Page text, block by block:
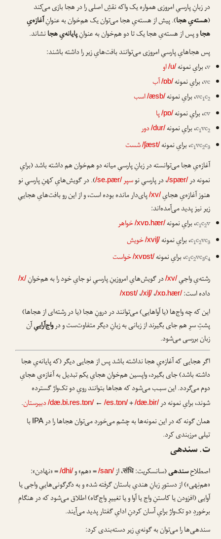
در زبانِ پارسیِ امروزی همواره یک واکه نقشِ اصلی را در هجا بازی می‌کند
(هسته‌یِ هجا). پیش از هسته‌یِ هجا می‌توان یک هم‌خوان به عنوانِآغازه‌یِ
هجاو پس از هسته‌یِ هجا یک تا دو هم‌خوان به عنوانِپایانه‌یِ هجانشاند.
پس هجاهایِ پارسیِ امروزی می‌توانند بافت‌هایِ زیر را داشته باشند:
v، برایِ نمونه/u/ او
vc، برایِ نمونه/ɒb/آب
vc1c2 ، برایِ نمونه/æsb/ اسب
cv، برایِ نمونه/pɒ/ پا
c1vc2 ، برایِ نمونه/dur/ دور
c1vc2c3 ، برایِ نمونه/ʃæst/ شست
آغازه‌یِ هجا می‌توانسته در زبانِ پارسیِ میانه دو هم‌خوان هم داشته باشد (برایِ
نمونه در/spær/، در پارسیِ نوسپر/se.pær/). در گویش‌هایِ کهنِ پارسیِ نو
هنوز آغازه‌یِ هجایِ/xv/پای‌دار مانده بوده است، و از این رو بافت‌هایِ هجاییِ
زیر نیز پدید می‌آمده‌اند:
c1c2v ، برایِ نمونه/xvɒ.hær/ خواهر
c1c2vc3 ، برایِ نمونه/xviʃ/ خویش
c1c2vc3c4 ، برایِ نمونه/xvɒst/ خواست
رشته‌یِ واجیِ/xv/در گویش‌هایِ امروزینِ پارسیِ نو جایِ خود را به هم‌خوانِ/x/
داده است:/xɒ.hær/،/xiʃ/،/xɒst/
این که چه واج‌ها (یا آواهایی) می‌توانند در درونِ هجا (یا در رشته‌ای از هجاها)
پشتِ سرِ هم جای بگیرند از زبانی به زبانِ دیگر متفاوت‌ست و درواج‌آراییِآن
زبان بررسی می‌شود.
اگر هجایی که آغازه‌یِ هجا نداشته باشد پس از هجایی دیگر (که پایانه‌یِ هجا
داشته باشد) جای بگیرد، واپسین هم‌خوانِ هجایِ یکم تبدیل به آغازه‌یِ هجایِ
دوم می‌گردد. این سبـب می‌شود که هجاها بتوانند رویِ دو تک‌واژ گسترده
شوند، برایِ نمونه در/dæ.bir/
+
/es.tɒn/
←
/dæ.bi.res.tɒn/ دبیرستان.
همان گونه که در این نمونه‌ها به چشم می‌خورد می‌توان هجاها را درIPA
با
تیلی مرزبندی کرد.
ت. سندهی
اصطلاحِسندهی(سانسکریت:संधि، از/san/= «هم» و/dhi/= «نهادن»:
«هم‌نِهی») از دستورِ زبانِ هندیِ باستان گرفته شده و به دگرگونی‌هاییِ واجی یا
آوایی (افزودن یا کاستنِ واج یا آوا و یا تغییرِ واج‌گاه) اطلاق می‌شود که در هنگامِ
برخوردِ دو تک‌واژ برایِ آسان کردنِ ادایِ گفتار پدید می‌آیند.
سندهی‌ها را می‌توان به گونه‌یِ زیر دسته‌بندی کرد: